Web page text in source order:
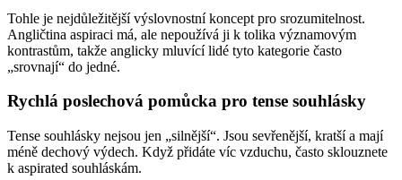
Tohle je nejdůležitější výslovnostní koncept pro srozumitelnost.
Angličtina aspiraci má, ale nepoužívá ji k tolika významovým
kontrastům, takže anglicky mluvící lidé tyto kategorie často
„srovnají“ do jedné.
Rychlá poslechová pomůcka pro tense souhlásky
Tense souhlásky nejsou jen „silnější“. Jsou sevřenější, kratší a mají
méně dechový výdech. Když přidáte víc vzduchu, často sklouznete
k aspirated souhláskám.